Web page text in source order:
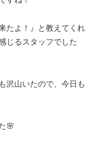
たよ！』と教えてくれ
じるスタッフでした
沢山いたので、今日も
🌸